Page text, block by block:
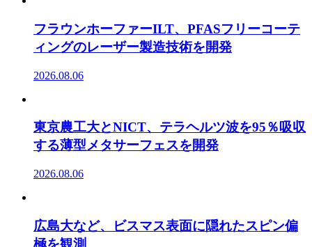
フラウンホーファーILT、PFASフリーコーテ
ィングのレーザー製造技術を開発
2026.08.06
東京農工大とNICT、テラヘルツ波を95％吸収
する薄型メタサーフェスを開発
2026.08.06
広島大など、ビスマス表面に隠れたスピン偏
極を観測